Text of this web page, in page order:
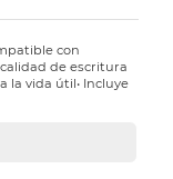
con
de escritura
la vida útil• Incluye